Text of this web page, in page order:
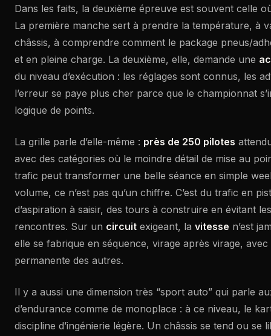
Dans les faits, la deuxième épreuve est souvent celle
La première manche sert à prendre la température, à
châssis, à comprendre comment le package pneus/
et en pleine charge. La deuxième, elle, demande une
du niveau d’exécution : les réglages sont connus, les
l’erreur se paye plus cher parce que le championnat
logique de points.
La grille parle d’elle-même : près de 250 pilotes
avec des catégories où le moindre détail de mise au
trafic peut transformer une belle séance en simple
volume, ce n’est pas qu’un chiffre. C’est du trafic en
d’aspiration à saisir, des tours à construire en évitant
rencontres. Sur un circuit exigeant, la vitesse n’est
elle se fabrique en séquence, virage après virage,
permanente des autres.
Il y a aussi une dimension très “sport auto” qui parle
d’endurance comme de monoplace : à ce niveau, le
discipline d’ingénierie légère. Un châssis se tend ou se